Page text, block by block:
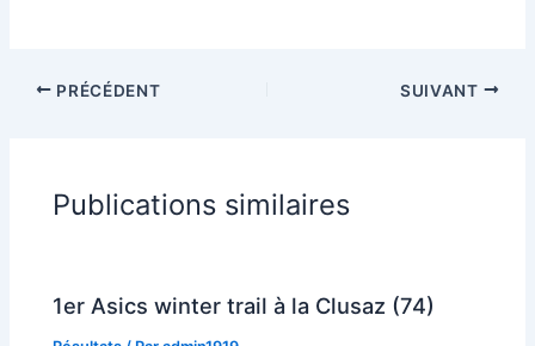
PRÉCÉDENT SUIVANT
Publications similaires
1er Asics winter trail à la Clusaz (74)